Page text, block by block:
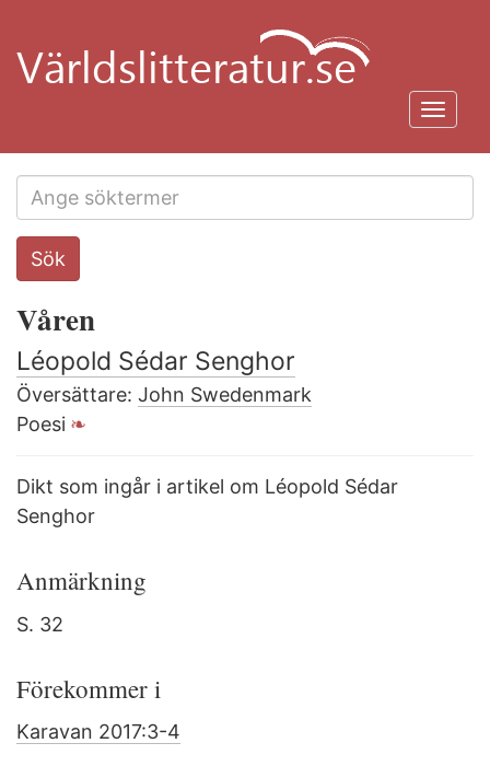
huvudinnehåll
Search
this
Sök
Våren
Léopold Sédar Senghor
Översättare: John Swedenmark
Poesi
Dikt som ingår i artikel om Léopold Sédar
Senghor
Anmärkning
S. 32
Förekommer i
Karavan 2017:3-4